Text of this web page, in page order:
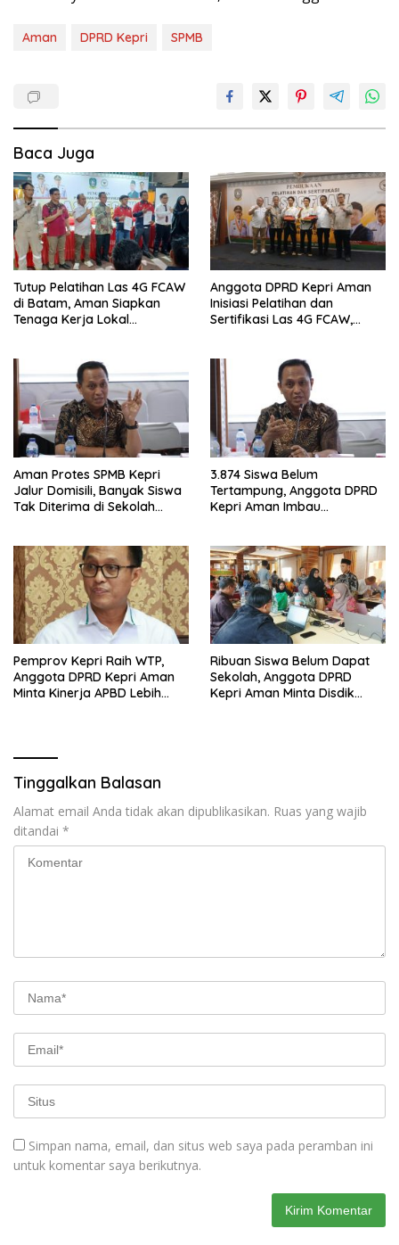
Aman DPRD Kepri SPMB
Baca Juga
Tutup Pelatihan Las 4G FCAW
di Batam, Aman Siapkan
Tenaga Kerja Lokal
Anggota DPRD Kepri Aman
Inisiasi Pelatihan dan
Sertifikasi Las 4G FCAW,
Aman Protes SPMB Kepri
Jalur Domisili, Banyak Siswa
Tak Diterima di Sekolah
3.874 Siswa Belum
Tertampung, Anggota DPRD
Kepri Aman Imbau
Pemprov Kepri Raih WTP,
Anggota DPRD Kepri Aman
Minta Kinerja APBD Lebih
Ribuan Siswa Belum Dapat
Sekolah, Anggota DPRD
Kepri Aman Minta Disdik
Tinggalkan Balasan
Alamat email Anda tidak akan dipublikasikan. Ruas yang wajib
ditandai *
Simpan nama, email, dan situs web saya pada peramban ini
untuk komentar saya berikutnya.